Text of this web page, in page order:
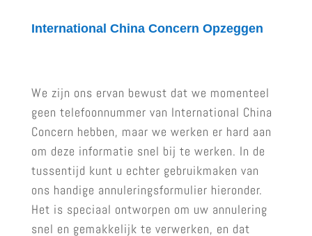
International China Concern Opzeggen
We zijn ons ervan bewust dat we momenteel
geen telefoonnummer van International China
Concern hebben, maar we werken er hard aan
om deze informatie snel bij te werken. In de
tussentijd kunt u echter gebruikmaken van
ons handige annuleringsformulier hieronder.
Het is speciaal ontworpen om uw annulering
snel en gemakkelijk te verwerken, en dat